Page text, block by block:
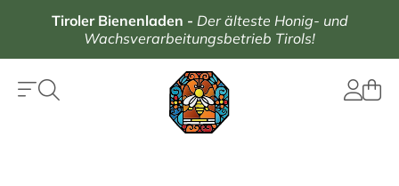
Tiroler Bienenladen - Der älteste Honig- und
Wachsverarbeitungsbetrieb Tirols!